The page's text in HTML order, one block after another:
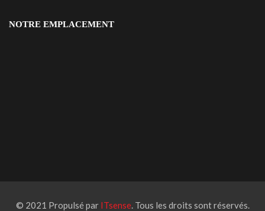
NOTRE EMPLACEMENT
© 2021 Propulsé par ITsense. Tous les droits sont réservés.